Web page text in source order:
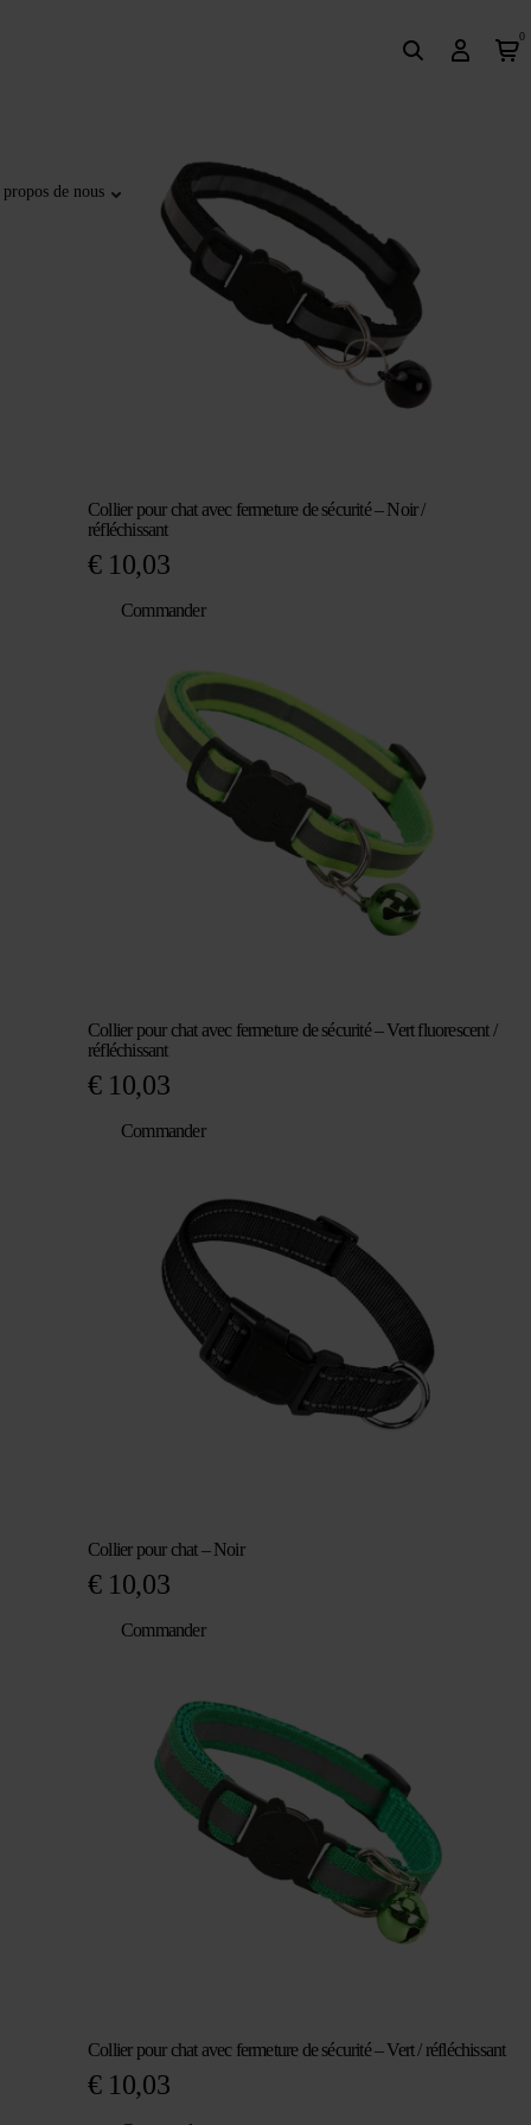
de nous
0
Collier pour chat avec fermeture de sécurité – Noir /
réfléchissant
€10,03
Commander
Collier pour chat avec fermeture de sécurité – Vert fluorescent /
réfléchissant
€10,03
Commander
Collier pour chat – Noir
€10,03
Commander
Collier pour chat avec fermeture de sécurité – Vert / réfléchissant
€10,03